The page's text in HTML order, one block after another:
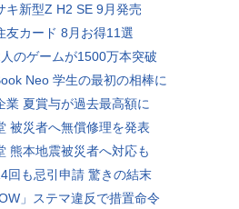
キ新型Z H2 SE 9月発売
友カード 8月お得11選
のゲームが1500万本突破
Neo 学生の最初の相棒に
業 夏賞与が過去最高額に
被災者へ無償修理を発表
熊本地震被災者へ対応も
回も忌引申請 驚きの結末
」ステマ違反で措置命令